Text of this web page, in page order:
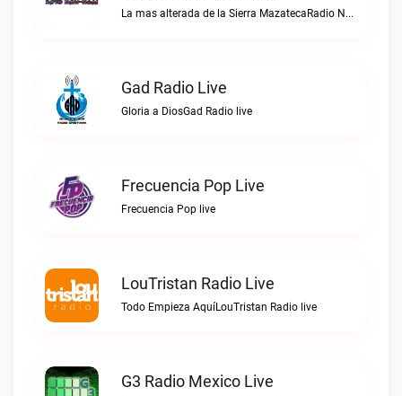
La mas alterada de la Sierra MazatecaRadio Nanj-Ngaa live
Gad Radio Live
Gloria a DiosGad Radio live
Frecuencia Pop Live
Frecuencia Pop live
LouTristan Radio Live
Todo Empieza AquíLouTristan Radio live
G3 Radio Mexico Live